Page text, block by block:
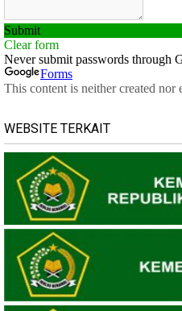
WEBSITE TERKAIT